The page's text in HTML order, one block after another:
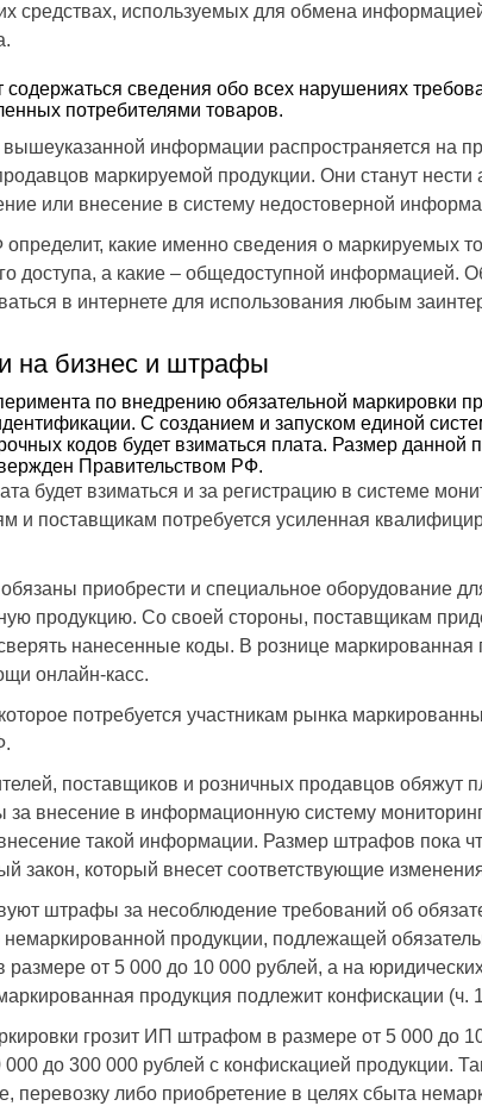
средствах, используемых для обмена
содержаться сведения обо всех нарушениях
потребителями товаров.
информации распространяется на
маркируемой продукции. Они станут нести
или внесение в систему недостоверной
какие именно сведения о маркируемых
доступа, а какие – общедоступной информацией.
в интернете для использования любым
на бизнес и штрафы
по внедрению обязательной маркировки
С созданием и запуском единой
кодов будет взиматься плата. Размер данной
Правительством РФ.
будет взиматься и за регистрацию в системе
и поставщикам потребуется усиленная
приобрести и специальное оборудование
продукцию. Со своей стороны, поставщикам
нанесенные коды. В рознице маркированная
онлайн-касс.
потребуется участникам рынка
поставщиков и розничных продавцов обяжут
внесение в информационную систему
такой информации. Размер штрафов пока
закон, который внесет соответствующие
штрафы за несоблюдение требований об
немаркированной продукции, подлежащей
от 5 000 до 10 000 рублей, а на
продукция подлежит конфискации (ч.
грозит ИП штрафом в размере от 5 000 до
до 300 000 рублей с конфискацией продукции.
перевозку либо приобретение в целях сбыта